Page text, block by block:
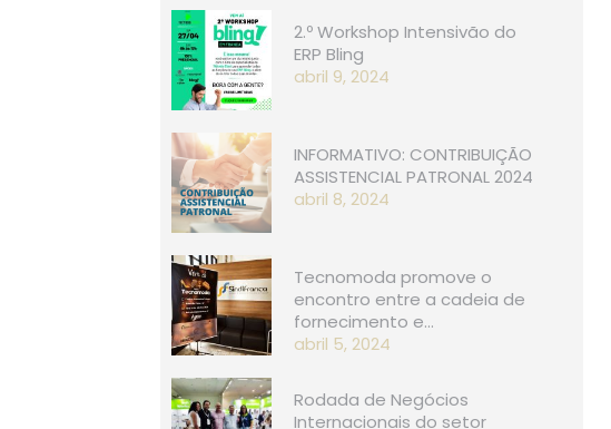
2.º Workshop Intensivão do
ERP Bling
abril 9, 2024
INFORMATIVO: CONTRIBUIÇÃO
ASSISTENCIAL PATRONAL 2024
abril 8, 2024
Tecnomoda promove o
encontro entre a cadeia de
fornecimento e…
abril 5, 2024
Rodada de Negócios
Internacionais do setor